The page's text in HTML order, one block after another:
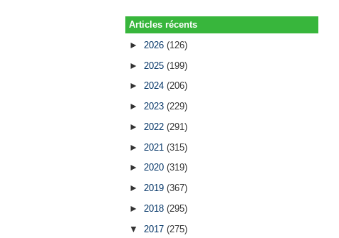
Articles récents
► 2026(126)
► 2025(199)
►2024(206)
►2023(229)
► 2022(291)
► 2021(315)
►2020(319)
►2019(367)
► 2018(295)
▼ 2017(275)